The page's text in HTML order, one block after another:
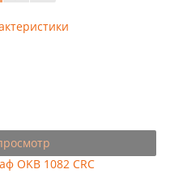
OKB 1082 CRC